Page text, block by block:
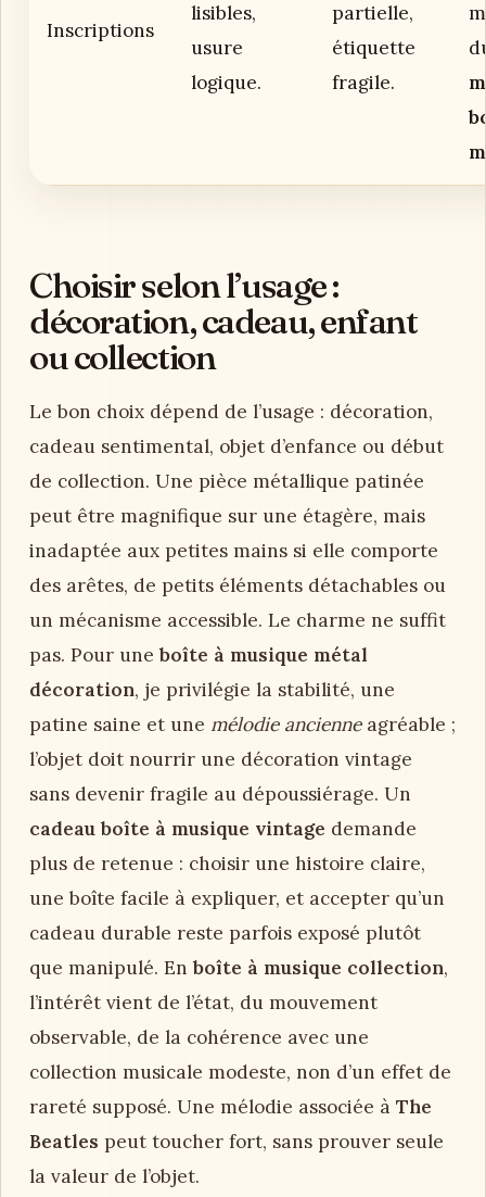
Inscriptions
lisibles,
usure
logique.
partielle,
étiquette
fragile.
Choisir selon l’usage :
décoration, cadeau, enfant
ou collection
Le bon choix dépend de l’usage : décoration,
cadeau sentimental, objet d’enfance ou début
de collection. Une pièce métallique patinée
peut être magnifique sur une étagère, mais
inadaptée aux petites mains si elle comporte
des arêtes, de petits éléments détachables ou
un mécanisme accessible. Le charme ne suffit
pas. Pour uneboîte à musique métal
décoration, je privilégie la stabilité, une
patine saine et une mélodie ancienneagréable ;
l’objet doit nourrir une décoration vintage
sans devenir fragile au dépoussiérage. Un
cadeau boîte à musique vintage demande
plus de retenue : choisir une histoire claire,
une boîte facile à expliquer, et accepter qu’un
cadeau durable reste parfois exposé plutôt
que manipulé. Enboîte à musique collection,
l’intérêt vient de l’état, du mouvement
observable, de la cohérence avec une
collection musicale modeste, non d’un effet de
rareté supposé. Une mélodie associée à The
Beatles peut toucher fort, sans prouver seule
la valeur de l’objet.